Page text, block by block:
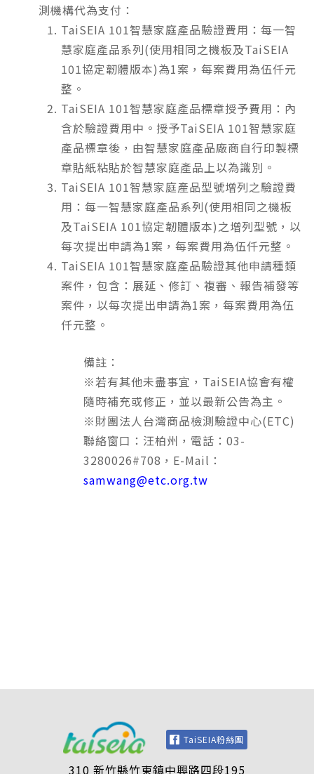
測機構代為支付：
TaiSEIA 101智慧家庭產品驗證費用：每一智
慧家庭產品系列(使用相同之機板及TaiSEIA
101協定韌體版本)為1案，每案費用為伍仟元
整。
TaiSEIA 101智慧家庭產品標章授予費用：內
含於驗證費用中。授予TaiSEIA 101智慧家庭
產品標章後，由智慧家庭產品廠商自行印製標
章貼紙粘貼於智慧家庭產品上以為識別。
TaiSEIA 101智慧家庭產品型號增列之驗證費
用：每一智慧家庭產品系列(使用相同之機板
及TaiSEIA 101協定韌體版本)之增列型號，以
每次提出申請為1案，每案費用為伍仟元整。
TaiSEIA 101智慧家庭產品驗證其他申請種類
案件，包含：展延、修訂、複審、報告補發等
案件，以每次提出申請為1案，每案費用為伍
仟元整。
備註：
※若有其他未盡事宜，TaiSEIA協會有權
隨時補充或修正，並以最新公告為主。
※財團法人台灣商品檢測驗證中心(ETC)
聯絡窗口：汪柏州，電話：03-
3280026#708，E-Mail：
samwang@etc.org.tw
TaiSEIA粉絲團
310 新竹縣竹東鎮中興路四段195